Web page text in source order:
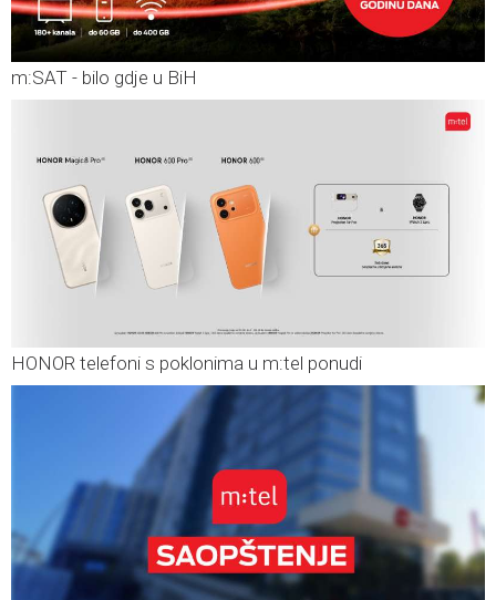
m:SAT - bilo gdje u BiH
HONOR telefoni s poklonima u m:tel ponudi